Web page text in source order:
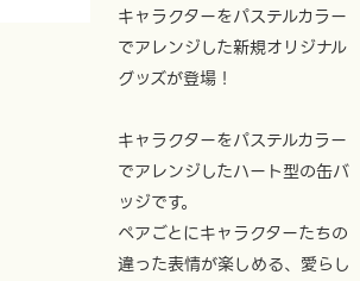
キャラクターをパステルカラー
でアレンジした新規オリジナル
グッズが登場！
キャラクターをパステルカラー
でアレンジしたハート型の缶バ
ッジです。
ペアごとにキャラクターたちの
違った表情が楽しめる、愛らし